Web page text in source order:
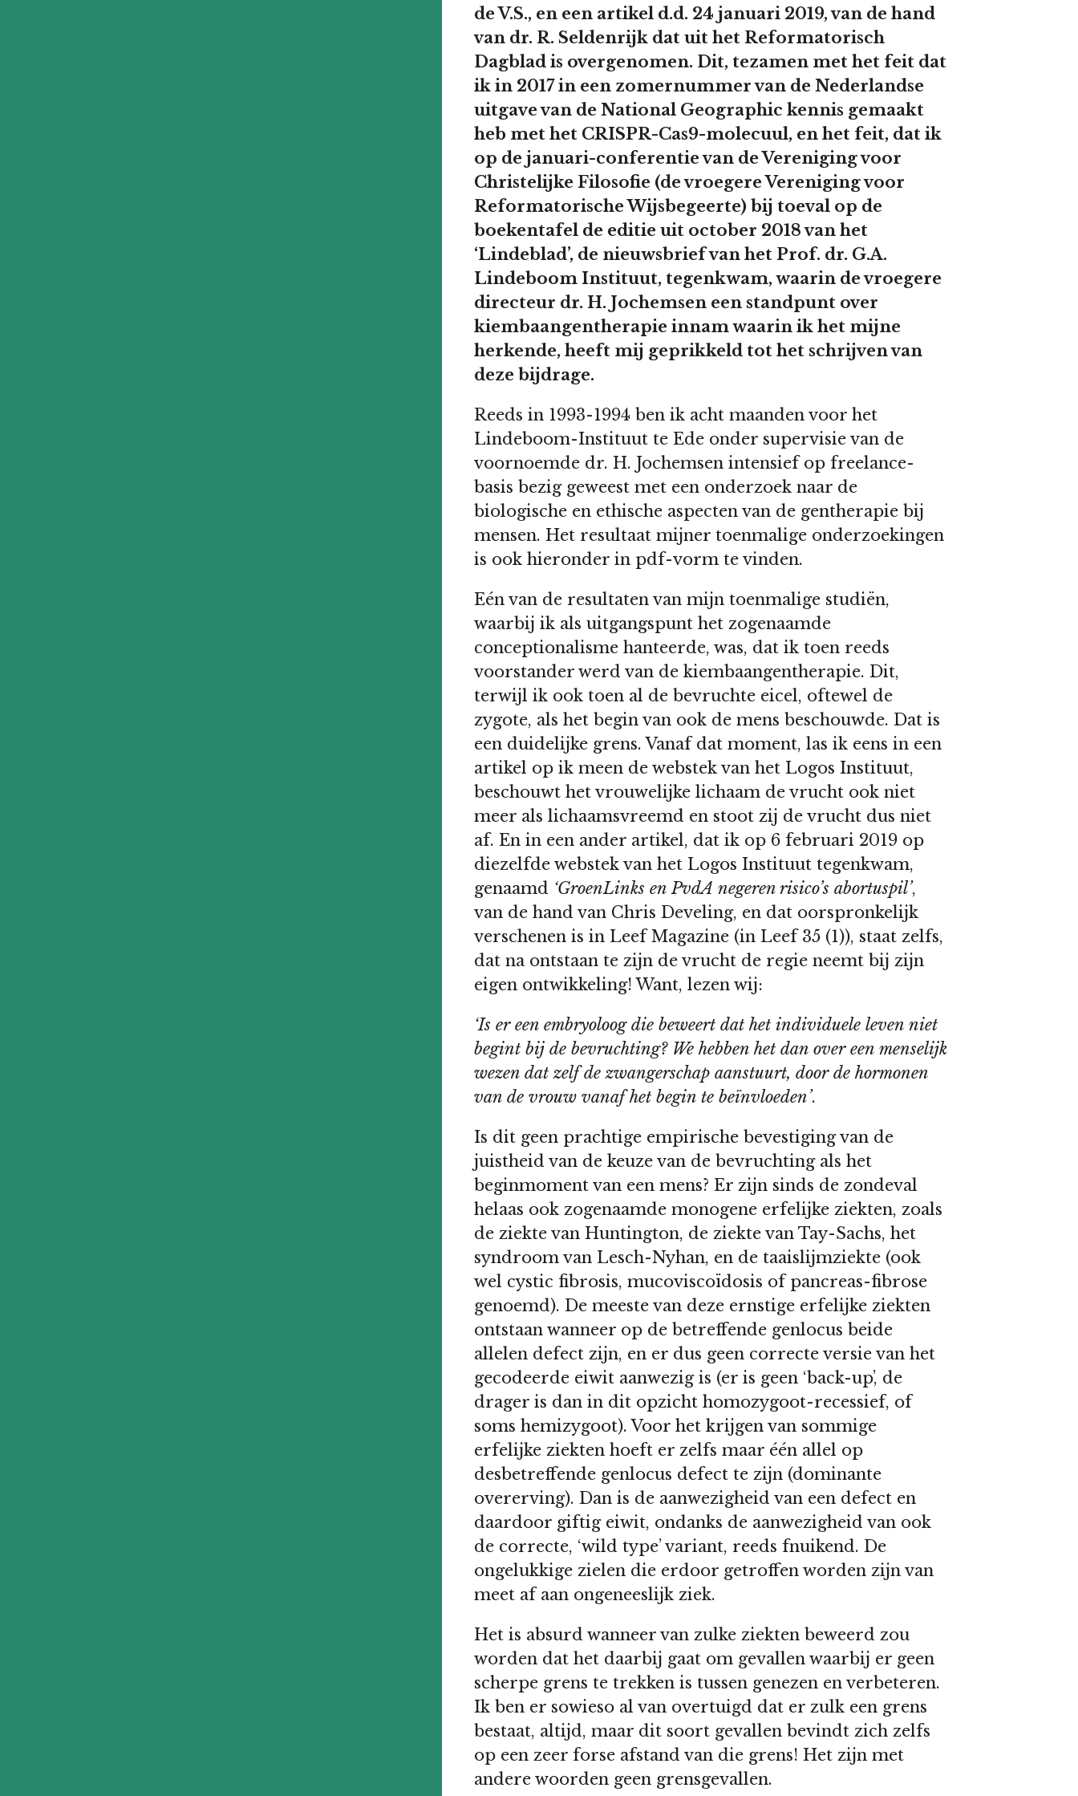
de V.S., en een artikel d.d. 24 januari 2019, van de hand
van dr. R. Seldenrijk dat uit het Reformatorisch
Dagblad is overgenomen. Dit, tezamen met het feit dat
ik in 2017 in een zomernummer van de Nederlandse
uitgave van de National Geographic kennis gemaakt
heb met het CRISPR-Cas9-molecuul, en het feit, dat ik
op de januari-conferentie van de Vereniging voor
Christelijke Filosofie (de vroegere Vereniging voor
Reformatorische Wijsbegeerte) bij toeval op de
boekentafel de editie uit october 2018 van het
‘Lindeblad’, de nieuwsbrief van het Prof. dr. G.A.
Lindeboom Instituut, tegenkwam, waarin de vroegere
directeur dr. H. Jochemsen een standpunt over
kiembaangentherapie innam waarin ik het mijne
herkende, heeft mij geprikkeld tot het schrijven van
deze bijdrage.
Reeds in 1993-1994 ben ik acht maanden voor het
Lindeboom-Instituut te Ede onder supervisie van de
voornoemde dr. H. Jochemsen intensief op freelance-
basis bezig geweest met een onderzoek naar de
biologische en ethische aspecten van de gentherapie bij
mensen. Het resultaat mijner toenmalige onderzoekingen
is ook hieronder in pdf-vorm te vinden.
Eén van de resultaten van mijn toenmalige studiën,
waarbij ik als uitgangspunt het zogenaamde
conceptionalisme hanteerde, was, dat ik toen reeds
voorstander werd van de kiembaangentherapie. Dit,
terwijl ik ook toen al de bevruchte eicel, oftewel de
zygote, als het begin van ook de mens beschouwde. Dat is
een duidelijke grens. Vanaf dat moment, las ik eens in een
artikel op ik meen de webstek van het Logos Instituut,
beschouwt het vrouwelijke lichaam de vrucht ook niet
meer als lichaamsvreemd en stoot zij de vrucht dus niet
af. En in een ander artikel, dat ik op 6 februari 2019 op
diezelfde webstek van het Logos Instituut tegenkwam,
genaamd ‘GroenLinks en PvdA negeren risico’s abortuspil’,
van de hand van Chris Develing, en dat oorspronkelijk
verschenen is in Leef Magazine (in Leef 35 (1)), staat zelfs,
dat na ontstaan te zijn de vrucht de regie neemt bij zijn
eigen ontwikkeling! Want, lezen wij:
‘Is er een embryoloog die beweert dat het individuele leven niet
begint bij de bevruchting? We hebben het dan over een menselijk
wezen dat zelf de zwangerschap aanstuurt, door de hormonen
van de vrouw vanaf het begin te beïnvloeden’.
Is dit geen prachtige empirische bevestiging van de
juistheid van de keuze van de bevruchting als het
beginmoment van een mens? Er zijn sinds de zondeval
helaas ook zogenaamde monogene erfelijke ziekten, zoals
de ziekte van Huntington, de ziekte van Tay-Sachs, het
syndroom van Lesch-Nyhan, en de taaislijmziekte (ook
wel cystic fibrosis, mucoviscoïdosis of pancreas-fibrose
genoemd). De meeste van deze ernstige erfelijke ziekten
ontstaan wanneer op de betreffende genlocus beide
allelen defect zijn, en er dus geen correcte versie van het
gecodeerde eiwit aanwezig is (er is geen ‘back-up’, de
drager is dan in dit opzicht homozygoot-recessief, of
soms hemizygoot). Voor het krijgen van sommige
erfelijke ziekten hoeft er zelfs maar één allel op
desbetreffende genlocus defect te zijn (dominante
overerving). Dan is de aanwezigheid van een defect en
daardoor giftig eiwit, ondanks de aanwezigheid van ook
de correcte, ‘wild type’ variant, reeds fnuikend. De
ongelukkige zielen die erdoor getroffen worden zijn van
meet af aan ongeneeslijk ziek.
Het is absurd wanneer van zulke ziekten beweerd zou
worden dat het daarbij gaat om gevallen waarbij er geen
scherpe grens te trekken is tussen genezen en verbeteren.
Ik ben er sowieso al van overtuigd dat er zulk een grens
bestaat, altijd, maar dit soort gevallen bevindt zich zelfs
op een zeer forse afstand van die grens! Het zijn met
andere woorden geen grensgevallen.